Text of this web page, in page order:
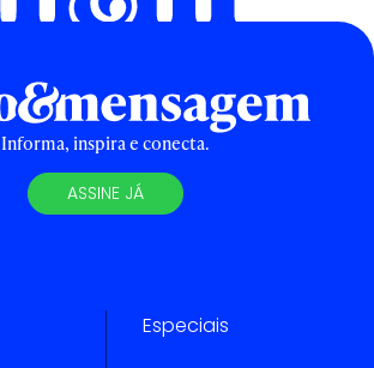
Informa, inspira e conecta.
ASSINE JÁ
Especiais